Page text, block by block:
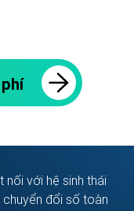
nối với hệ sinh thái
đổi số toàn